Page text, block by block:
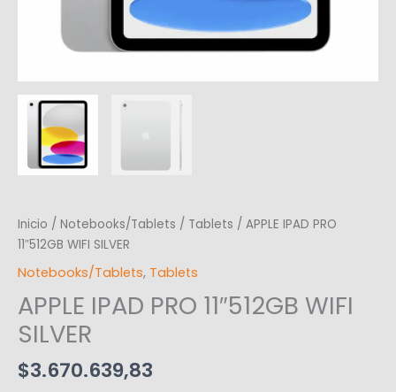
Inicio / Notebooks/Tablets / Tablets / APPLE IPAD PRO
11″512GB WIFI SILVER
Notebooks/Tablets, Tablets
APPLE IPAD PRO 11″512GB WIFI
SILVER
$3.670.639,83